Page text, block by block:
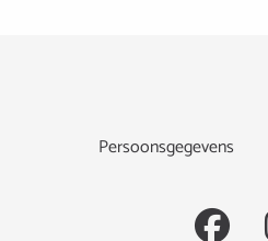
Persoonsgegevens